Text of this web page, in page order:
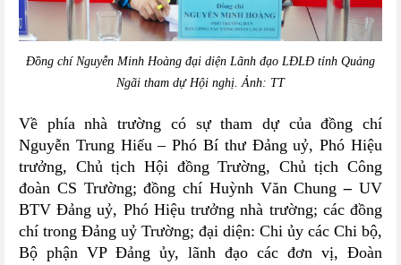
Đồng chí Nguyễn Minh Hoàng đại diện Lãnh đạo LĐLĐ tỉnh Quảng
Ngãi tham dự Hội nghị. Ảnh: TT
Về phía nhà trường có sự tham dự của đồng chí
Nguyễn Trung Hiếu–Phó Bí thư Đảng uỷ, Phó Hiệu
trưởng, Chủ tịch Hội đồng Trường, Chủ tịch Công
đoàn CS Trường; đồng chí Huỳnh Văn Chung – UV
BTV Đảng uỷ, Phó Hiệu trưởng nhà trường; các đồng
chí trong Đảng uỷ Trường; đại diện: Chi ủy các Chi bộ,
Bộ phận VP Đảng ủy, lãnh đạo các đơn vị, Đoàn